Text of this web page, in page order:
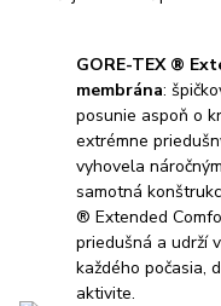
GORE-TEX ®
membrána:
posunie aspoň o
extrémne
vyhovela
samotná
® Extended
priedušná a udrží
každého počasia,
aktivite.